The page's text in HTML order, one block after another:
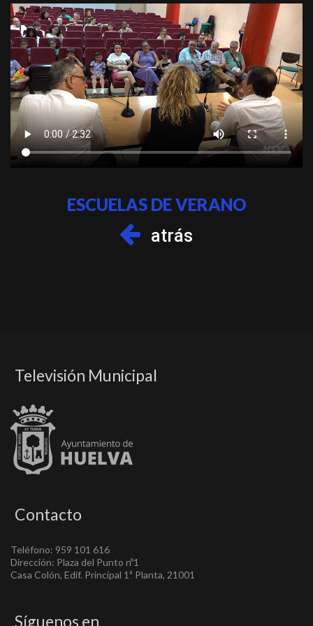
ESCUELAS DE VERANO
atrás
Televisión Municipal
Contacto
Teléfono: 959 101 616
Dirección: Plaza del Punto nº1
Casa Colón, Edif. Principal 1ª Planta, 21001
Síguenos en